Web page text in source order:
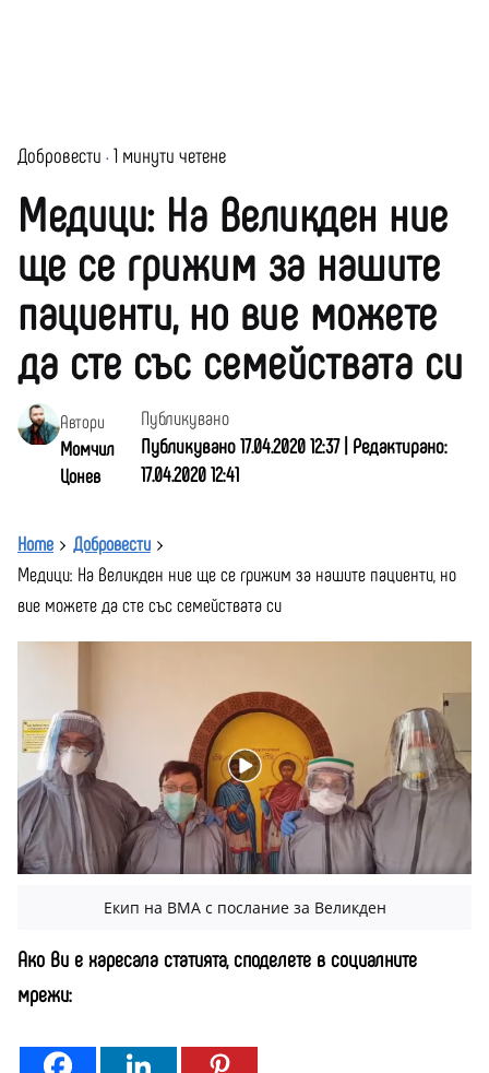
Добровести 1 минути четене
Медици: На Великден ние
ще се грижим за нашите
пациенти, но вие можете
да сте със семействата си
Автори
Момчил
Цонев
Публикувано
Публикувано 17.04.2020 12:37 | Редактирано:
17.04.2020 12:41
Home
Добровести
Медици: На Великден ние ще се грижим за нашите пациенти, но
вие можете да сте със семействата си
Екип на ВМА с послание за Великден
Ако Ви е харесала статията, споделете в социалните
мрежи: